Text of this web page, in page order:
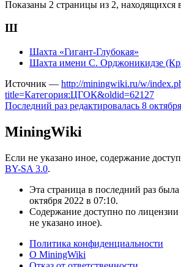
Показаны 2 страницы из 2, находящихся
Ш
Шахта «Гигант-Глубокая»
Шахта имени C. Орджоникидзе
Источник — http://miningwiki.ru/w/
title=Категория:ЦГОК&oldid=62127
Последний раз редактировалась 8
MiningWiki
Если не указано иное, содержание
BY-SA 3.0.
Эта страница в последний раз была
октября 2022 в 07:10.
Содержание доступно по лицензии
не указано иное).
Политика конфиденциальности
О MiningWiki